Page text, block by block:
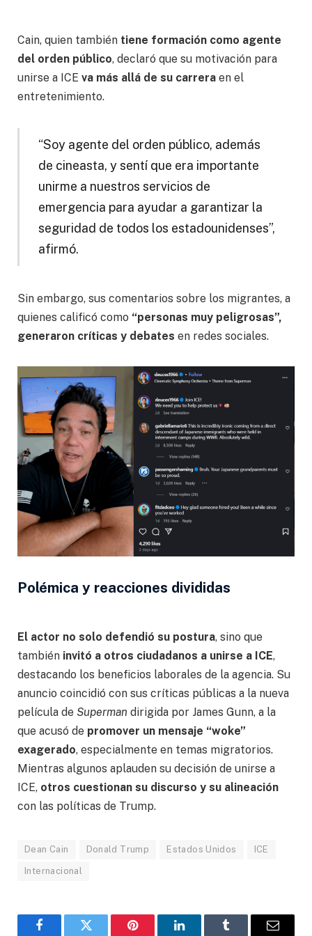
Cain, quien también tiene formación como agente
del orden público, declaró que su motivación para
unirse a ICE va más allá de su carrera en el
entretenimiento.
“Soy agente del orden público, además
de cineasta, y sentí que era importante
unirme a nuestros servicios de
emergencia para ayudar a garantizar la
seguridad de todos los estadounidenses”,
afirmó.
Sin embargo, sus comentarios sobre los migrantes, a
quienes calificó como “personas muy peligrosas”,
generaron críticas y debates en redes sociales.
Polémica y reacciones divididas
El actor no solo defendió su postura, sino que
también invitó a otros ciudadanos a unirse a ICE,
destacando los beneficios laborales de la agencia. Su
anuncio coincidió con sus críticas públicas a la nueva
película de Superman dirigida por James Gunn, a la
que acusó de promover un mensaje “woke”
exagerado, especialmente en temas migratorios.
Mientras algunos aplauden su decisión de unirse a
ICE, otros cuestionan su discurso y su alineación
con las políticas de Trump.
Dean Cain Donald Trump Estados Unidos ICE
Internacional